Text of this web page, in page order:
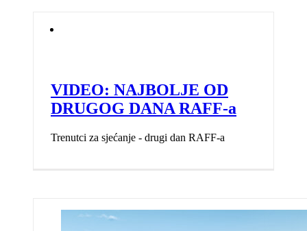
VIDEO: NAJBOLJE OD
DRUGOG DANA RAFF-a
Trenutci za sjećanje - drugi dan RAFF-a